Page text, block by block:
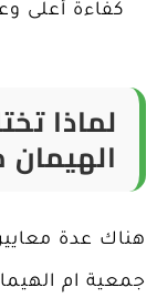
كفاءة أعلى
لماذا
هناك عدة
جمعية ام